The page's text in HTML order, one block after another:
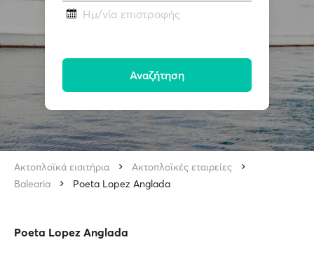
Ημ/νία επιστροφής
Αναζήτηση
Ακτοπλοϊκά εισιτήρια
Ακτοπλοϊκές εταιρείες
Balearia
Poeta Lopez Anglada
Poeta Lopez Anglada